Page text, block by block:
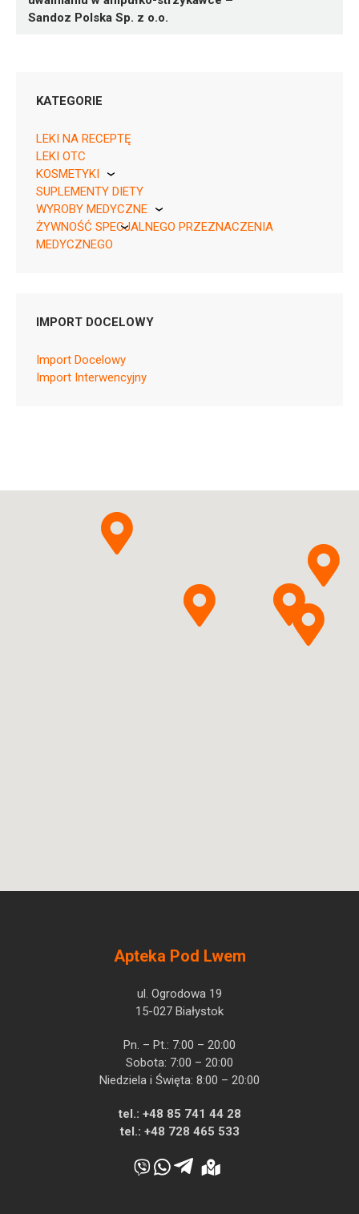
Sandoz Polska Sp. z o.o.
05909991585204 ¦ Rp ¦ 163892
1 amp.-strzyk. 1,5 ml ¦ 2 igły
KATEGORIE
LEKI NA RECEPTĘ
LEKI OTC
KOSMETYKI
Pierre Fabre
SUPLEMENTY DIETY
WYROBY MEDYCZNE
KikGel
ŻYWNOŚĆ SPECJALNEGO PRZEZNACZENIA
MEDYCZNEGO
IMPORT DOCELOWY
Import Docelowy
Import Interwencyjny
Apteka Pod Lwem
ul. Ogrodowa 19
15-027 Białystok
Pn. – Pt.: 7:00 – 20:00
Sobota: 7:00 – 20:00
Niedziela i Święta: 8:00 – 20:00
tel.: +48 85 741 44 28
tel.: +48 728 465 533